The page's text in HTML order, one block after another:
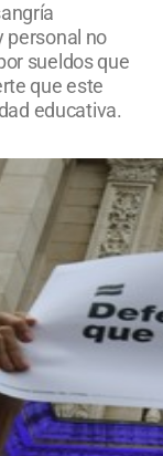
personal no
sueldos que
que este
educativa.